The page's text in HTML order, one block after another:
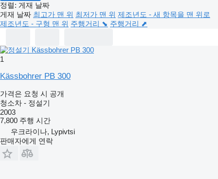
정렬: 게재 날짜
게재 날짜 최고가 맨 위 최저가 맨 위 제조년도 - 새 항목을 맨 위로
제조년도 - 구형 맨 위 주행거리 ⬊ 주행거리 ⬈
1
Kässbohrer PB 300
가격은 요청 시 공개
청소차 - 정설기
2003
7,800 주행 시간
우크라이나, Lypivtsi
판매자에게 연락